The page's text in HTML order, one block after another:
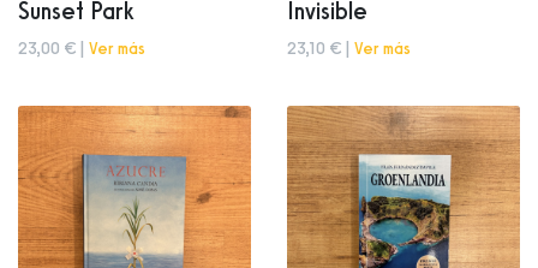
Sunset Park
23,00 € | Ver más
Invisible
23,10 € | Ver más